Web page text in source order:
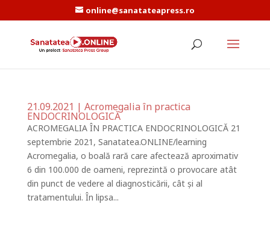
online@sanatateapress.ro
21.09.2021 | Acromegalia în practica
ENDOCRINOLOGICĂ
ACROMEGALIA ÎN PRACTICA ENDOCRINOLOGICĂ 21
septembrie 2021, Sanatatea.ONLINE/learning
Acromegalia, o boală rară care afectează aproximativ
6 din 100.000 de oameni, reprezintă o provocare atât
din punct de vedere al diagnosticării, cât și al
tratamentului. În lipsa...